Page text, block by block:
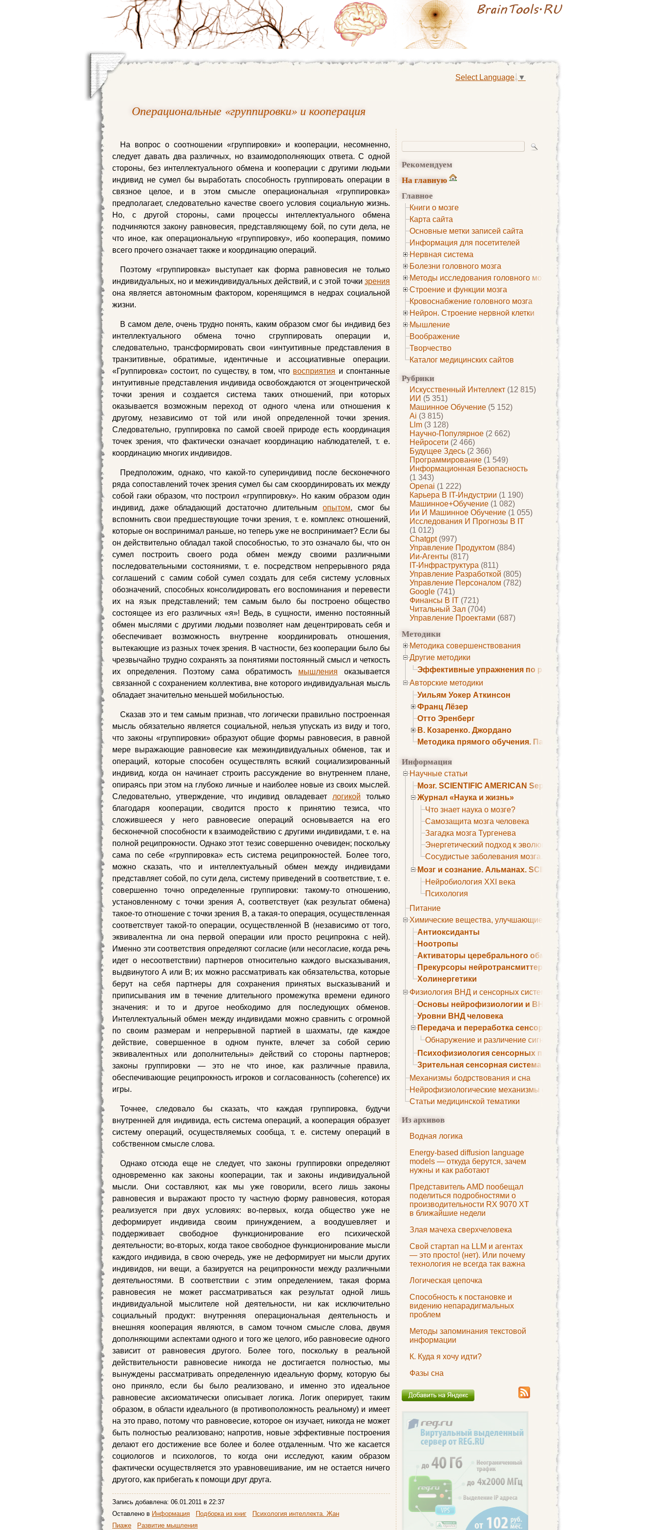
Select Language ▼
Операциональные «группировки» и кооперация
Рекомендуем
На главную
Главное
Книги о мозге
Карта сайта
Основные метки записей сайта
Информация для посетителей
Нервная система
Болезни головного мозга
Методы исследования головного мозга
Строение и функции мозга
Кровоснабжение головного мозга
Нейрон. Строение нервной клетки
Мышление
Воображение
Творчество
Каталог медицинских сайтов
Рубрики
Искусственный Интеллект (12 815)
ИИ (5 351)
Машинное Обучение (5 152)
Ai (3 815)
Llm (3 128)
Научно-Популярное (2 662)
Нейросети (2 466)
Будущее Здесь (2 366)
Программирование (1 549)
Информационная Безопасность
(1 343)
Openai (1 222)
Карьера В IT-Индустрии (1 190)
Машинное+обучение (1 082)
Ии И Машинное Обучение (1 055)
Исследования И Прогнозы В IT
(1 012)
Chatgpt(997)
Управление Продуктом (884)
Ии-Агенты (817)
IT-Инфраструктура (811)
Управление Разработкой (805)
Управление Персоналом (782)
Google (741)
Финансы В IT (721)
Читальный Зал (704)
Управление Проектами (687)
Методики
Методика совершенствования
Другие методики
Эффективные упражнения по развитию памяти
Авторские методики
Уильям Уокер Аткинсон
Франц Лёзер
Отто Эренберг
В. Козаренко. Джордано
Методика прямого обучения. Пауль Шелли
Информация
Научные статьи
Мозг. SCIENTIFIC AMERICAN September 1979
Журнал «Наука и жизнь»
Что знает наука о мозге?
Самозащита мозга человека
Загадка мозга Тургенева
Энергетический подход к эволюции мозга
Сосудистые заболевания мозга. Все может начаться с
Мозг и сознание. Альманах. SCIENTIFIC AMERICAN
Нейробиология XXI века
Психология
Питание
Химические вещества, улучшающие умственные способности
Антиоксиданты
Ноотропы
Активаторы церебрального обмена веществ
Прекурсоры нейротрансмиттеров
Холинергетики
Физиология ВНД и сенсорных систем
Основы нейрофизиологии и ВНД
Уровни ВНД человека
Передача и переработка сенсорных сигналов
Обнаружение и различение сигналов. Сенсорная рецепция
Психофизиология сенсорных процессов
Зрительная сенсорная система
Механизмы бодрствования и сна
Нейрофизиологические механизмы сна
Статьи медицинской тематики
Из архивов
Водная логика
Energy-based diffusion language
models — откуда берутся, зачем
нужны и как работают
Представитель AMD пообещал
поделиться подробностями о
производительности RX 9070 XT
в ближайшие недели
Злая мачеха сверхчеловека
Свой стартап на LLM и агентах
— это просто! (нет). Или почему
технология не всегда так важна
Логическая цепочка
Способность к постановке и
видению непарадигмальных
проблем
Методы запоминания текстовой
информации
К. Куда я хочу идти?
Фазы сна
На вопрос о соотношении «группировки» и кооперации, несомненно,
следует давать два различных, но взаимодополняющих ответа. С одной
стороны, без интеллектуального обмена и кооперации с другими людьми
индивид не сумел бы выработать способность группировать операции в
связное целое, и в этом смысле операциональная «группировка»
предполагает, следовательно качестве своего условия социальную жизнь.
Но, с другой стороны, сами процессы интеллектуального обмена
подчиняются закону равновесия, представляющему бой, по сути дела, не
что иное, как операциональную «группировку», ибо кооперация, помимо
всего прочего означает также и координацию операций.
Поэтому «группировка» выступает как форма равновесия не только
индивидуальных, но и межиндивидуальных действий, и с этой точки зрения
она является автономным фактором, коренящимся в недрах социальной
жизни.
В самом деле, очень трудно понять, каким образом смог бы индивид без
интеллектуального обмена точно сгруппировать операции и,
следовательно, трансформировать свои «интуитивные представления в
транзитивные, обратимые, идентичные и ассоциативные операции.
«Группировка» состоит, по существу, в том, что восприятия и спонтанные
интуитивные представления индивида освобождаются от эгоцентрической
точки зрения и создается система таких отношений, при которых
оказывается возможным переход от одного члена или отношения к
другому, независимо от той или иной определенной точки зрения.
Следовательно, группировка по самой своей природе есть координация
точек зрения, что фактически означает координацию наблюдателей, т. е.
координацию многих индивидов.
Предположим, однако, что какой-то супериндивид после бесконечного
ряда сопоставлений точек зрения сумел бы сам скоординировать их между
собой гаки образом, что построил «группировку». Но каким образом один
индивид, даже обладающий достаточно длительным опытом, смог бы
вспомнить свои предшествующие точки зрения, т. е. комплекс отношений,
которые он воспринимал раньше, но теперь уже не воспринимает? Если бы
он действительно обладал такой способностью, то это означало бы, что он
сумел построить своего рода обмен между своими различными
последовательными состояниями, т. е. посредством непрерывного ряда
соглашений с самим собой сумел создать для себя систему условных
обозначений, способных консолидировать его воспоминания и перевести
их на язык представлений; тем самым было бы построено общество
состоящее из его различных «я»! Ведь, в сущности, именно постоянный
обмен мыслями с другими людьми позволяет нам децентрировать себя и
обеспечивает возможность внутренне координировать отношения,
вытекающие из разных точек зрения. В частности, без кооперации было бы
чрезвычайно трудно сохранять за понятиями постоянный смысл и четкость
их определения. Поэтому сама обратимость мышления оказывается
связанной с сохранением коллектива, вне которого индивидуальная мысль
обладает значительно меньшей мобильностью.
Сказав это и тем самым признав, что логически правильно построенная
мысль обязательно является социальной, нельзя упускать из виду и того,
что законы «группировки» образуют общие формы равновесия, в равной
мере выражающие равновесие как межиндивидуальных обменов, так и
операций, которые способен осуществлять всякий социализированный
индивид, когда он начинает строить рассуждение во внутреннем плане,
опираясь при этом на глубоко личные и наиболее новые из своих мыслей.
Следовательно, утверждение, что индивид овладевает логикой только
благодаря кооперации, сводится просто к принятию тезиса, что
сложившееся у него равновесие операций основывается на его
бесконечной способности к взаимодействию с другими индивидами, т. е. на
полной реципрокности. Однако этот тезис совершенно очевиден; поскольку
сама по себе «группировка» есть система реципрокностей. Более того,
можно сказать, что и интеллектуальный обмен между индивидами
представляет собой, по сути дела, систему приведений в соответствие, т. е.
совершенно точно определенные группировки: такому-то отношению,
установленному с точки зрения А, соответствует (как результат обмена)
такое-то отношение с точки зрения В, а такая-то операция, осуществленная
соответствует такой-то операции, осуществленной В (независимо от того,
эквивалентна ли она первой операции или просто реципрокна с ней).
Именно эти соответствия определяют согласие (или несогласие, когда речь
идет о несоответствии) партнеров относительно каждого высказывания,
выдвинутого А или В; их можно рассматривать как обязательства, которые
берут на себя партнеры для сохранения принятых высказываний и
приписывания им в течение длительного промежутка времени единого
значения: и то и другое необходимо для последующих обменов.
Интеллектуальный обмен между индивидами можно сравнить с огромной
по своим размерам и непрерывной партией в шахматы, где каждое
действие, совершенное в одном пункте, влечет за собой серию
эквивалентных или дополнительны» действий со стороны партнеров;
законы группировки — это не что иное, как различные правила,
обеспечивающие реципрокность игроков и согласованность (соherеnсе) их
игры.
Точнее, следовало бы сказать, что каждая группировка, будучи
внутренней для индивида, есть система операций, а кооперация образует
систему операций, осуществляемых сообща, т. е. систему операций в
собственном смысле слова.
Однако отсюда еще не следует, что законы группировки определяют
одновременно как законы кооперации, так и законы индивидуальной
мысли. Они составляют, как мы уже говорили, всего лишь законы
равновесия и выражают просто ту частную форму равновесия, которая
реализуется при двух условиях: во-первых, когда общество уже не
деформирует индивида своим принуждением, а воодушевляет и
поддерживает свободное функционирование его психической
деятельности; во-вторых, когда такое свободное функционирование мысли
каждого индивида, в свою очередь, уже не деформирует ни мысли других
индивидов, ни вещи, а базируется на реципрокности между различными
деятельностями. В соответствии с этим определением, такая форма
равновесия не может рассматриваться как результат одной лишь
индивидуальной мыслителе ной деятельности, ни как исключительно
социальный продукт: внутренняя операциональная деятельность и
внешняя кооперация являются, в самом точном смысле слова, двумя
дополняющими аспектами одного и того же целого, ибо равновесие одного
зависит от равновесия другого. Более того, поскольку в реальной
действительности равновесие никогда не достигается полностью, мы
вынуждены рассматривать определенную идеальную форму, которую бы
оно приняло, если бы было реализовано, и именно это идеальное
равновесие аксиоматически описывает логика. Логик оперирует, таким
образом, в области идеального (в противоположность реальному) и имеет
на это право, потому что равновесие, которое он изучает, никогда не может
быть полностью реализовано; напротив, новые эффективные построения
делают его достижение все более и более отдаленным. Что же касается
социологов и психологов, то когда они исследуют, каким образом
фактически осуществляется это уравновешивание, им не остается ничего
другого, как прибегать к помощи друг друга.
Запись добавлена: 06.01.2011 в 22:37
Оставлено в Информация Подборка из книг
Психология интеллекта. Жан
Пиаже
Развитие мышления